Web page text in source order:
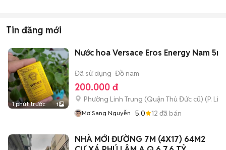
Tin đăng mới
1 phút trước 1
Nước hoa Versace Eros Energy Nam 5ml
Đã sử dụng Đồ nam
200.000 đ
Phường Linh Trung (Quận Thủ Đức cũ) (P.
Mơ Sang Nguyễn 5.0 12 đã bán
NHÀ MỚI ĐƯỜNG 7M (4X17) 64M2